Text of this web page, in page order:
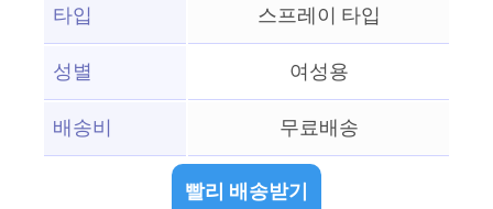
타입
스프레이 타입
성별
여성용
배송비
무료배송
빨리 배송받기